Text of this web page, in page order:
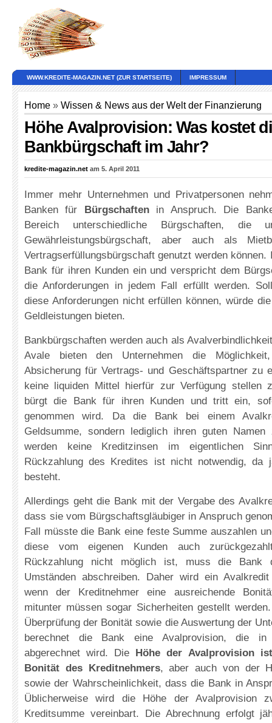
WWW.KREDITE-MAGAZIN.NET (ZUR STARTSEITE) IMPRESSUM
Home » Wissen & News aus der Welt der Finanzierung
Höhe Avalprovision: Was kostet
Bankbürgschaft im Jahr?
kredite-magazin.net am 5. April 2011
Immer mehr Unternehmen und Privatpersonen
Banken für Bürgschaftenin Anspruch. Die
Bereich unterschiedliche Bürgschaften, die
Gewährleistungsbürgschaft, aber auch als
Vertragserfüllungsbürgschaft genutzt werden
Bank für ihren Kunden ein und verspricht dem
die Anforderungen in jedem Fall erfüllt werden.
diese Anforderungen nicht erfüllen können, würde
Geldleistungen bieten.
Bankbürgschaften werden auch als
Avale bieten den Unternehmen die
Absicherung für Vertrags- und Geschäftspartner zu
keine liquiden Mittel hierfür zur Verfügung stellen
bürgt die Bank für ihren Kunden und tritt ein,
genommen wird. Da die Bank bei einem
Geldsumme, sondern lediglich ihren guten
werden keine Kreditzinsen im eigentlichen
Rückzahlung des Kredites ist nicht notwendig, da
besteht.
Allerdings geht die Bank mit der Vergabe des
dass sie vom Bürgschaftsgläubiger in Anspruch
Fall müsste die Bank eine feste Summe auszahlen
diese vom eigenen Kunden auch
Rückzahlung nicht möglich ist, muss die Bank
Umständen abschreiben. Daher wird ein
wenn der Kreditnehmer eine ausreichende
mitunter müssen sogar Sicherheiten gestellt
Überprüfung der Bonität sowie die Auswertung der
berechnet die Bank eine Avalprovision, die
abgerechnet wird. Die Höhe der Avalprovision
Bonität des Kreditnehmers, aber auch von der
sowie der Wahrscheinlichkeit, dass die Bank in
Üblicherweise wird die Höhe der Avalprovision
Kreditsumme vereinbart. Die Abrechnung erfolgt